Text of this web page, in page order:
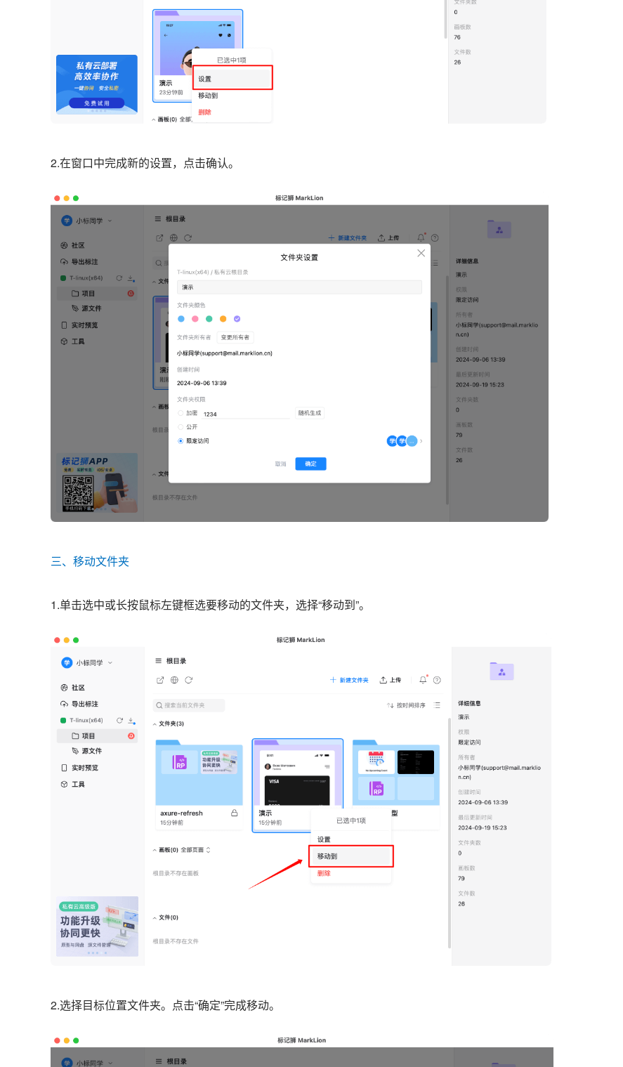
2.在窗口中完成新的设置，点击确认。
三、移动文件夹
1.单击选中或长按鼠标左键框选要移动的文件夹，选择“移动到”。
2.选择目标位置文件夹。 点击“确定”完成移动。